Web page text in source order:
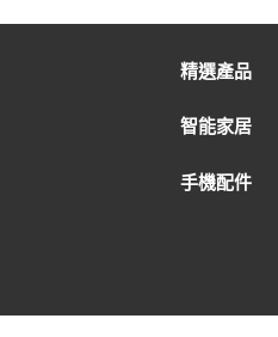
精選產品
智能家居
手機配件